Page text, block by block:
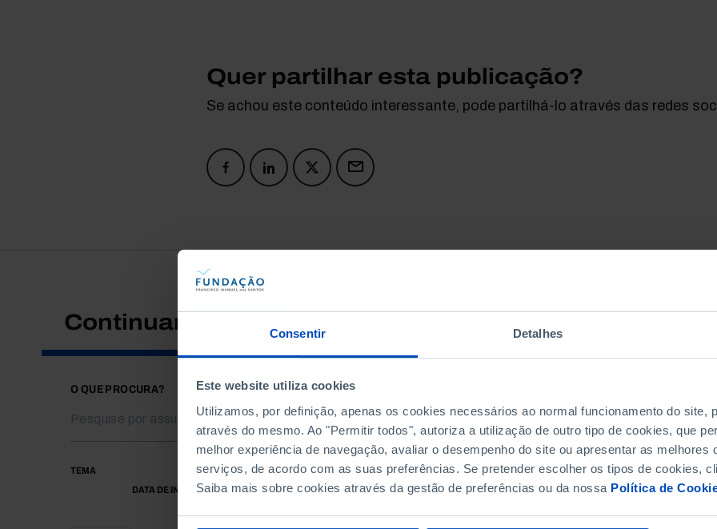
Consentir Detalhes
Este website utiliza cookies
Utilizamos, por definição, apenas os cookies necessários ao normal funcionamento do site,
através do mesmo. Ao "Permitir todos", autoriza a utilização de outro tipo de cookies, que
melhor experiência de navegação, avaliar o desempenho do site ou apresentar as melhores
serviços, de acordo com as suas preferências. Se pretender escolher os tipos de cookies,
Saiba mais sobre cookies através da gestão de preferências ou da nossa Política de
Quer partilhar esta publicação?
Se achou este conteúdo interessante, pode partilhá-lo através das redes
Continuar a pesquisar
O QUE PROCURA?
TEMA
DATA DE INÍCIO
DATA DE FIM